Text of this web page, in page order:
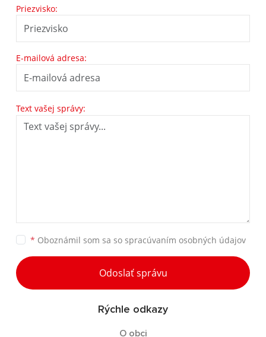
Priezvisko:
E-mailová adresa:
Text vašej správy:
* Oboznámil som sa so spracúvaním osobných údajov
Odoslať správu
Rýchle odkazy
O obci